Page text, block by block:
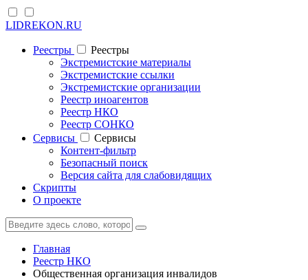
LIDREKON.RU
Реестры
Реестры
Экстремистские материалы
Экстремистские ссылки
Экстремистские организации
Реестр иноагентов
Реестр НКО
Реестр СОНКО
Cервисы
Cервисы
Контент-фильтр
Безопасный поиск
Версия сайта для слабовидящих
Скрипты
О проекте
Главная
Реестр НКО
Общественная организация инвалидов